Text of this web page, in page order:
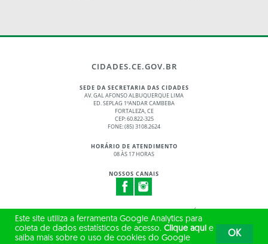
CIDADES.CE.GOV.BR
SEDE DA SECRETARIA DAS CIDADES
AV. GAL AFONSO ALBUQUERQUE LIMA
ED. SEPLAG 1ºANDAR CAMBEBA
FORTALEZA, CE
CEP: 60.822-325
FONE: (85) 3108.2624
HORÁRIO DE ATENDIMENTO
08 ÀS 17 HORAS
NOSSOS CANAIS
© 2017 - 2026 – GOVERNO DO ESTADO DO CEARÁ
TODOS OS DIREITOS RESERVADOS
Este site utiliza a ferramenta Google Analytics para
coleta de dados estatísticos de acesso. Clique aqui e
saiba mais sobre o uso de cookies do Google
OK